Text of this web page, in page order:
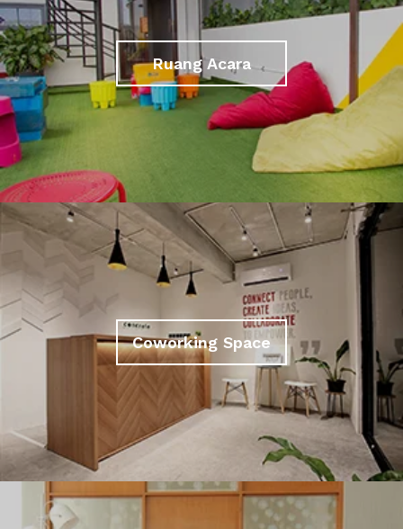
Ruang Acara
Coworking Space